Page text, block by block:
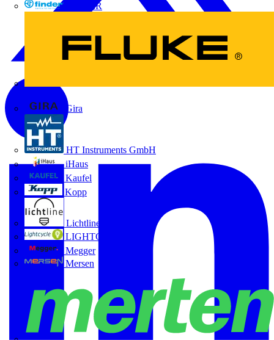
FINDER
Gira
HT Instruments GmbH
iHaus
Kaufel
Kopp
Lichtline
LIGHTCYCLE
Megger
Mersen